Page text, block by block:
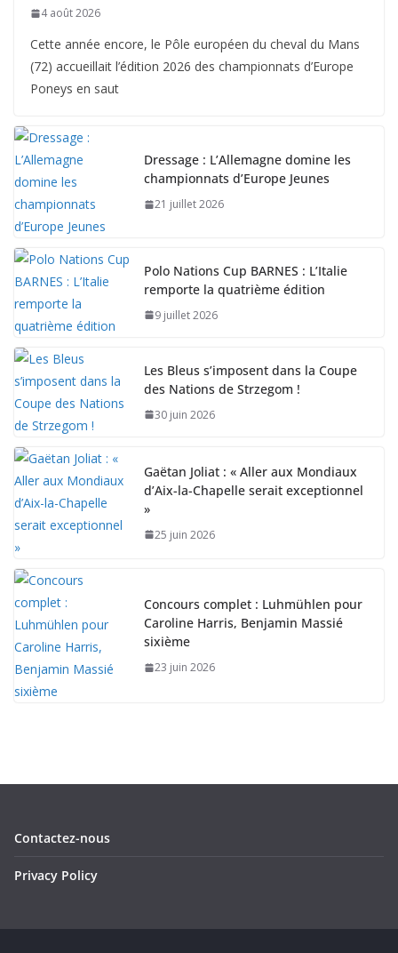
4 août 2026
Cette année encore, le Pôle européen du cheval du Mans
(72) accueillait l’édition 2026 des championnats d’Europe
Poneys en saut
Dressage : L’Allemagne domine les
championnats d’Europe Jeunes
21 juillet 2026
Polo Nations Cup BARNES : L’Italie
remporte la quatrième édition
9 juillet 2026
Les Bleus s’imposent dans la Coupe
des Nations de Strzegom !
30 juin 2026
Gaëtan Joliat : « Aller aux Mondiaux
d’Aix-la-Chapelle serait exceptionnel
»
25 juin 2026
Concours complet : Luhmühlen pour
Caroline Harris, Benjamin Massié
sixième
23 juin 2026
Contactez-nous
Privacy Policy